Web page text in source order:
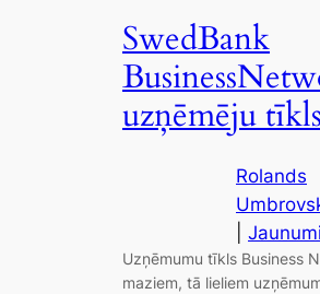
SwedBank
uzņēmēju tīkls
Rolands
Jaunumi
Uzņēmumu tīkls Business
maziem, tā lieliem